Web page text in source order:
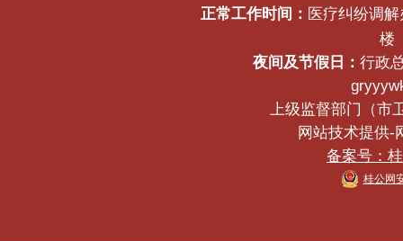
正常工作时间： 医疗纠纷调
楼
夜间及节假日： 行政
上级监督部门（市
网站技术提供-
备案号：
桂公网